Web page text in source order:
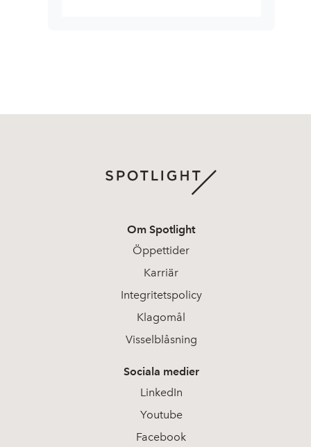
Om Spotlight
Öppettider
Karriär
Integritetspolicy
Klagomål
Visselblåsning
Sociala medier
LinkedIn
Youtube
Facebook